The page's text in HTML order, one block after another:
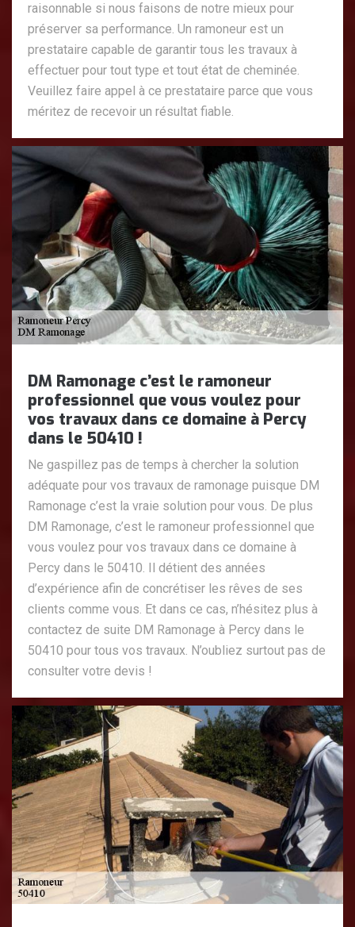
raisonnable si nous faisons de notre mieux pour
préserver sa performance. Un ramoneur est un
prestataire capable de garantir tous les travaux à
effectuer pour tout type et tout état de cheminée.
Veuillez faire appel à ce prestataire parce que vous
méritez de recevoir un résultat fiable.
DM Ramonage c’est le ramoneur
professionnel que vous voulez pour
vos travaux dans ce domaine à Percy
dans le 50410 !
Ne gaspillez pas de temps à chercher la solution
adéquate pour vos travaux de ramonage puisque DM
Ramonage c’est la vraie solution pour vous. De plus
DM Ramonage, c’est le ramoneur professionnel que
vous voulez pour vos travaux dans ce domaine à
Percy dans le 50410. Il détient des années
d’expérience afin de concrétiser les rêves de ses
clients comme vous. Et dans ce cas, n’hésitez plus à
contactez de suite DM Ramonage à Percy dans le
50410 pour tous vos travaux. N’oubliez surtout pas de
consulter votre devis !